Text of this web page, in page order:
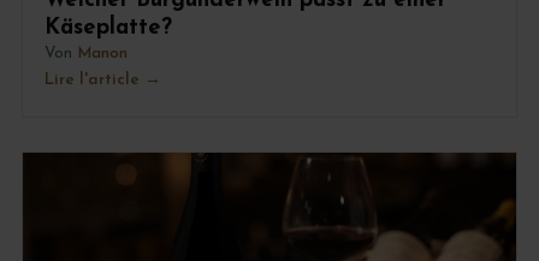
Käseplatte?
Von
Manon
Lire l'article